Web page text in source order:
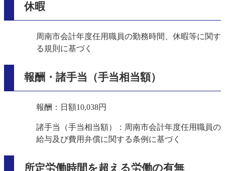
休暇
周南市会計年度任用職員の勤務時間、休暇等に関す
る規則に基づく
報酬・諸手当（手当相当額）
報酬：日額10,038円
諸手当（手当相当額）：周南市会計年度任用職員の
給与及び費用弁償に関する条例に基づく
所定労働時間を超える労働の有無